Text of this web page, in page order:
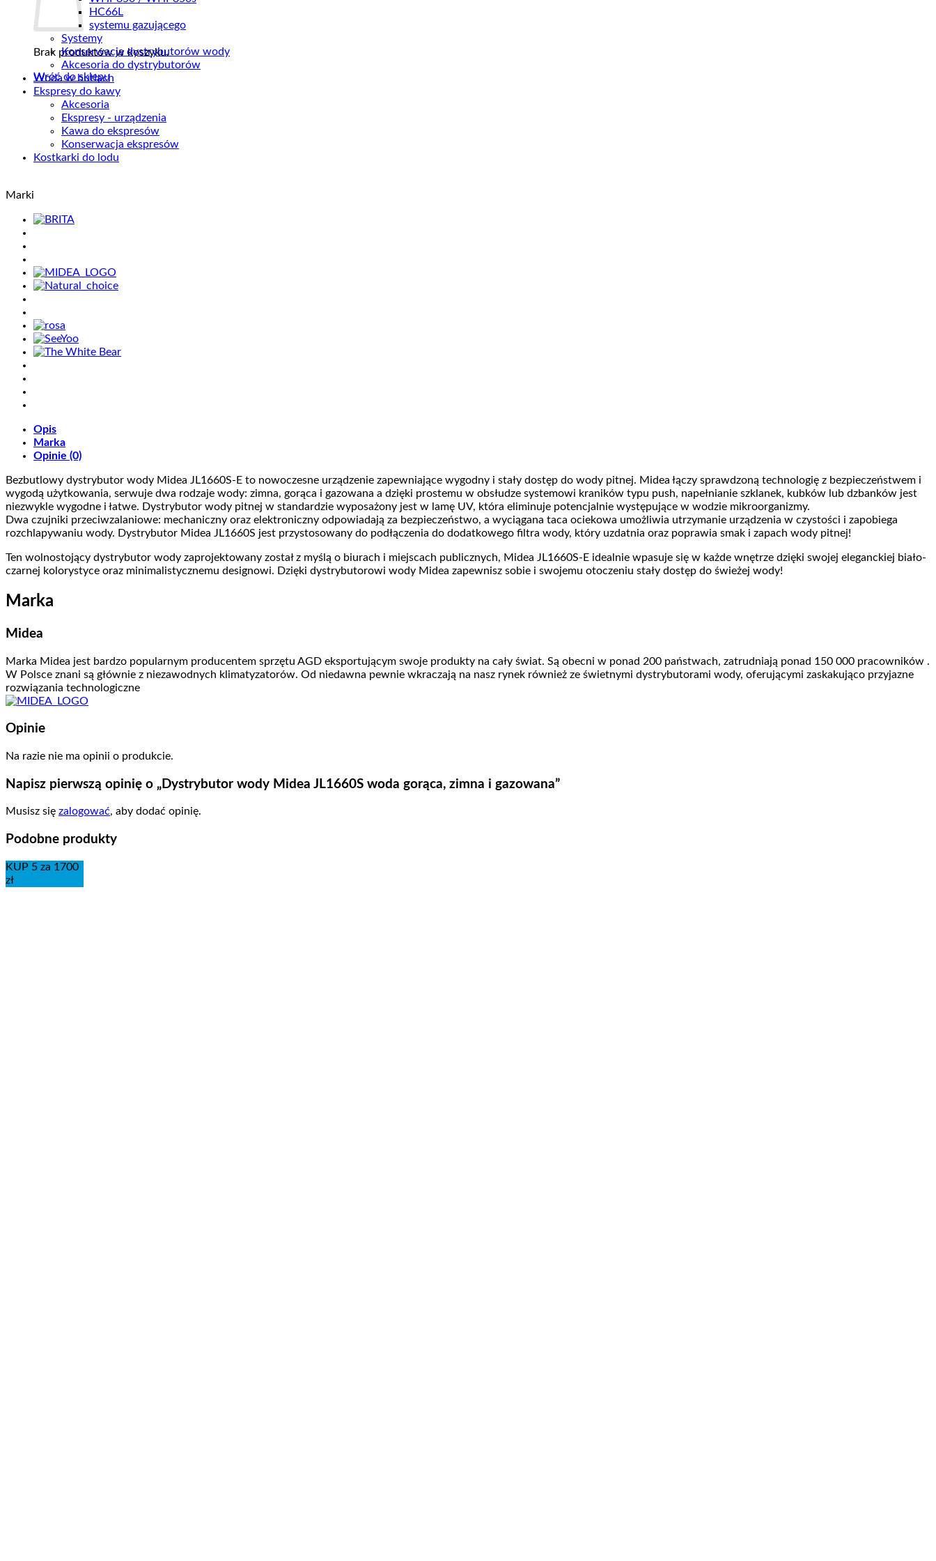
Brak produktów w koszyku.
Wróć do sklepu
HC66L
systemu gazującego
Systemy
Konserwacja dystrybutorów wody
Akcesoria do dystrybutorów
Woda w butlach
Ekspresy do kawy
Akcesoria
Ekspresy - urządzenia
Kawa do ekspresów
Konserwacja ekspresów
Kostkarki do lodu
Marki
Opis
Marka
Opinie (0)
Bezbutlowy dystrybutor wody Midea JL1660S-E to nowoczesne urządzenie zapewniające wygodny i stały dostęp do wody pitnej. Midea łączy sprawdzoną technologię z bezpieczeństwem i
wygodą użytkowania, serwuje dwa rodzaje wody: zimna, gorąca i gazowana a dzięki prostemu w obsłudze systemowi kraników typu push, napełnianie szklanek, kubków lub dzbanków jest
niezwykle wygodne i łatwe. Dystrybutor wody pitnej w standardzie wyposażony jest w lamę UV, która eliminuje potencjalnie występujące w wodzie mikroorganizmy.
Dwa czujniki przeciwzalaniowe: mechaniczny oraz elektroniczny odpowiadają za bezpieczeństwo, a wyciągana taca ociekowa umożliwia utrzymanie urządzenia w czystości i zapobiega
rozchlapywaniu wody. Dystrybutor Midea JL1660S jest przystosowany do podłączenia do dodatkowego filtra wody, który uzdatnia oraz poprawia smak i zapach wody pitnej!
Ten wolnostojący dystrybutor wody zaprojektowany został z myślą o biurach i miejscach publicznych, Midea JL1660S-E idealnie wpasuje się w każde wnętrze dzięki swojej eleganckiej biało-
czarnej kolorystyce oraz minimalistycznemu designowi. Dzięki dystrybutorowi wody Midea zapewnisz sobie i swojemu otoczeniu stały dostęp do świeżej wody!
Marka
Midea
Marka Midea jest bardzo popularnym producentem sprzętu AGD eksportującym swoje produkty na cały świat. Są obecni w ponad 200 państwach, zatrudniają ponad 150 000 pracowników .
W Polsce znani są głównie z niezawodnych klimatyzatorów. Od niedawna pewnie wkraczają na nasz rynek również ze świetnymi dystrybutorami wody, oferującymi zaskakująco przyjazne
rozwiązania technologiczne
Opinie
Na razie nie ma opinii o produkcie.
Napisz pierwszą opinię o „Dystrybutor wody Midea JL1660S woda gorąca, zimna i gazowana”
Musisz się zalogować, aby dodać opinię.
Podobne produkty
KUP 5 za 1700
zł